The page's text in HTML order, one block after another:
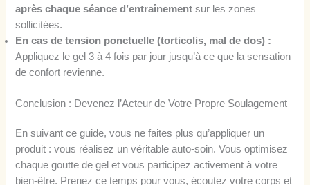
après chaque séance d’entraînement sur les zones
sollicitées.
En cas de tension ponctuelle (torticolis, mal de dos) :
Appliquez le gel 3 à 4 fois par jour jusqu’à ce que la sensation
de confort revienne.
Conclusion : Devenez l’Acteur de Votre Propre Soulagement
En suivant ce guide, vous ne faites plus qu’appliquer un
produit : vous réalisez un véritable auto-soin. Vous optimisez
chaque goutte de gel et vous participez activement à votre
bien-être. Prenez ce temps pour vous, écoutez votre corps et